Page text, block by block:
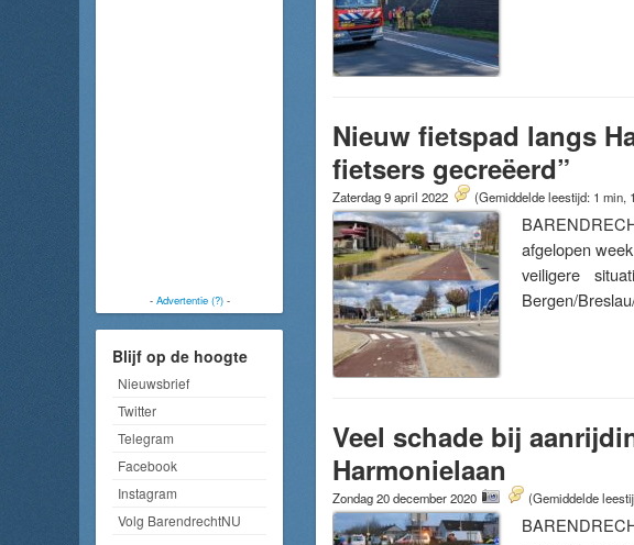
- Advertentie (?)-
Blijf op de hoogte
Nieuwsbrief
Twitter
Telegram
Facebook
Instagram
Volg BarendrechtNU
Nieuw fietspad langs
fietsers gecreëerd”
Zaterdag 9 april 2022 (Gemiddelde leestijd: 1 min,
afgelopen
veiligere
Bergen/
Veel schade bij
Harmonielaan
Zondag 20 december 2020 (Gemiddelde